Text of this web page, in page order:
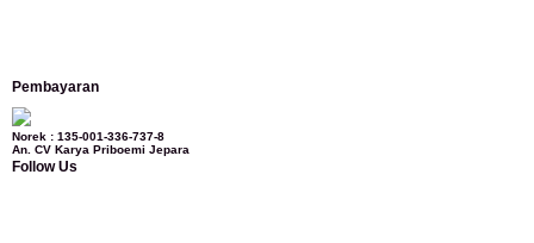
kursi teras saya sudah saya terima dan p...
Pembayaran
Norek : 135-001-336-737-8
An. CV Karya Priboemi Jepara
Follow Us